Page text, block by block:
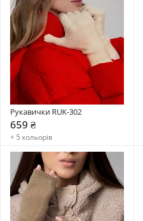
Рукавички RUK-302
659 ₴
+ 5 кольорів